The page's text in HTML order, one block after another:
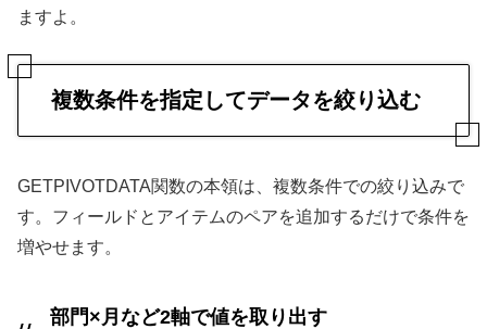
ますよ。
複数条件を指定してデータを絞り込む
GETPIVOTDATA関数の本領は、複数条件での絞り込みで
す。フィールドとアイテムのペアを追加するだけで条件を
増やせます。
部門×月など2軸で値を取り出す